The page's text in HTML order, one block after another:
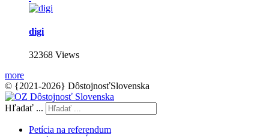
digi
32368 Views
more
© {2021-2026} DôstojnosťSlovenska
Hľadať ...
Petícia na referendum